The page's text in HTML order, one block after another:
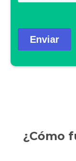
¿Cómo